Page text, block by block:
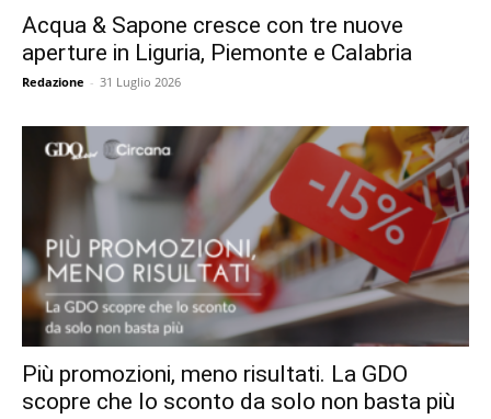
Acqua & Sapone cresce con tre nuove
aperture in Liguria, Piemonte e Calabria
Redazione - 31 Luglio 2026
Più promozioni, meno risultati. La GDO
scopre che lo sconto da solo non basta più